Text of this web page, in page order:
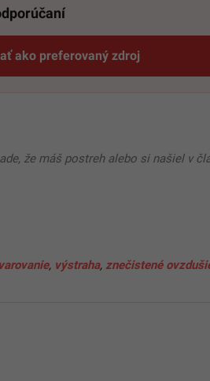
ako preferovaný zdroj
Startitup, odkaz sa otvorí v
že máš postreh alebo si našiel v
varovanie, výstraha, znečistené